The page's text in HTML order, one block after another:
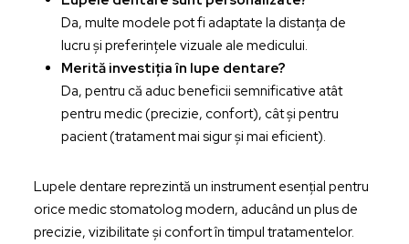
Da, multe modele pot fi adaptate la distanța de
lucru și preferințele vizuale ale medicului.
Merită investiția în lupe dentare?
Da, pentru că aduc beneficii semnificative atât
pentru medic (precizie, confort), cât și pentru
pacient (tratament mai sigur și mai eficient).
Lupele dentare reprezintă un instrument esențial pentru
orice medic stomatolog modern, aducând un plus de
precizie, vizibilitate și confort în timpul tratamentelor.